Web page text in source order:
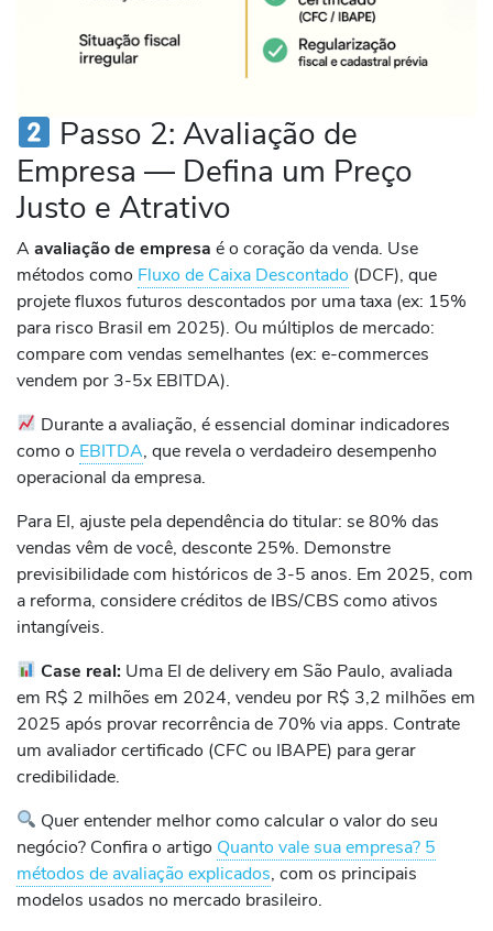
Passo 2: Avaliação de
Empresa — Defina um Preço
Justo e Atrativo
Aavaliação de empresa é o coração da venda. Use
métodos como Fluxo de Caixa Descontado (DCF), que
projete fluxos futuros descontados por uma taxa (ex: 15%
para risco Brasil em 2025). Ou múltiplos de mercado:
compare com vendas semelhantes (ex: e-commerces
vendem por 3-5x EBITDA).
Durante a avaliação, é essencial dominar indicadores
como o EBITDA, que revela o verdadeiro desempenho
operacional da empresa.
Para EI, ajuste pela dependência do titular: se 80% das
vendas vêm de você, desconte 25%. Demonstre
previsibilidade com históricos de 3-5 anos. Em 2025, com
a reforma, considere créditos de IBS/CBS como ativos
intangíveis.
Case real: Uma EI de delivery em São Paulo, avaliada
em R$ 2 milhões em 2024, vendeu por R$ 3,2 milhões em
2025 após provar recorrência de 70% via apps. Contrate
um avaliador certificado (CFC ou IBAPE) para gerar
credibilidade.
Quer entender melhor como calcular o valor do seu
negócio? Confira o artigo Quanto vale sua empresa? 5
métodos de avaliação explicados, com os principais
modelos usados ​​no mercado brasileiro.